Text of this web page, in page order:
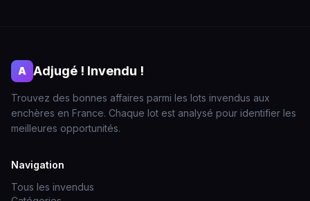
A Adjugé ! Invendu !
Trouvez des bonnes affaires parmi les lots invendus aux
enchères en France. Chaque lot est analysé pour identifier les
meilleures opportunités.
Navigation
Tous les invendus